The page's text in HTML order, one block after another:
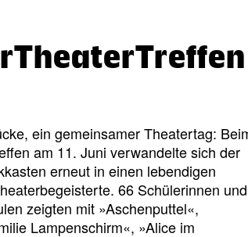
ein gemeinsamer Theatertag:
am 11. Juni verwandelte sich der
erneut in einen lebendigen
66 Schülerinnen und
zeigten mit »Aschenputtel«,
Lampenschirm«, »Alice im